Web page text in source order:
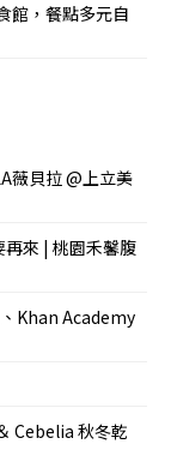
館，餐點多元自
薇貝拉 @上立美
來 | 桃園禾馨腹
Khan Academy
Cebelia 秋冬乾